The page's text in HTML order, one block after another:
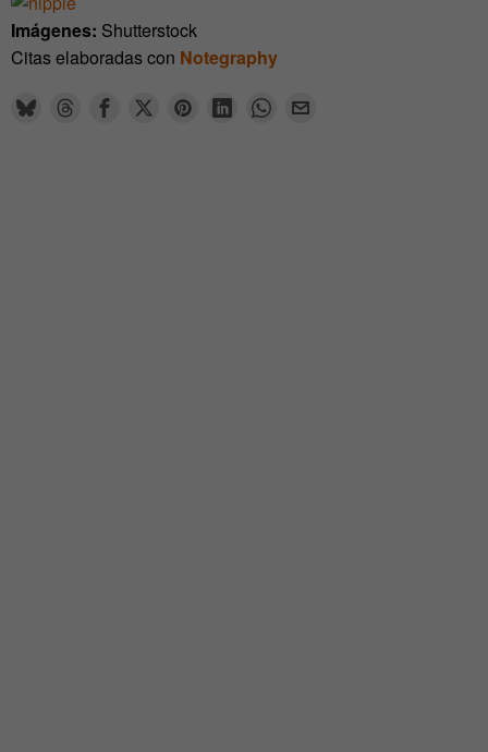
Imágenes: Shutterstock
Citas elaboradas con Notegraphy